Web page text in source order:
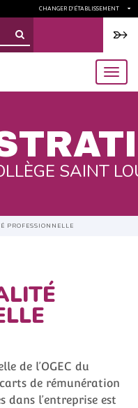
CHANGER D'ÉTABLISSEMENT
menu
SAINT
PROFESSIONNELLE
de l’OGEC du
de rémunération
dans l’entreprise est